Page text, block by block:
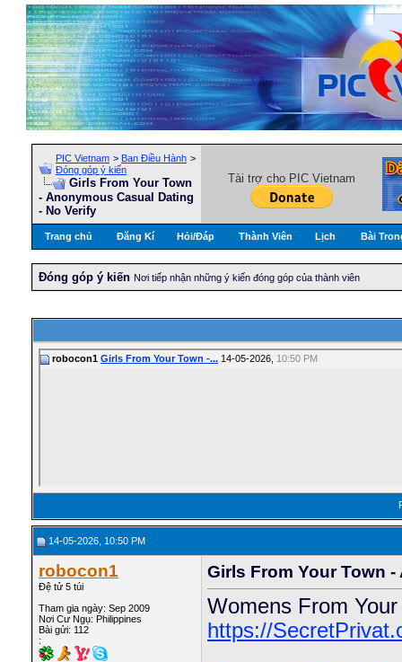
PIC Vietnam > Ban Điều Hành >
Đóng góp ý kiến
Girls From Your Town
- Anonymous Casual Dating
- No Verify
Tài trợ cho PIC Vietnam
Trang chủ Đăng Kí Hỏi/Ðáp Thành Viên Lịch Bài
Đóng góp ý kiến Nơi tiếp nhận những ý kiến đóng góp của thành viên
robocon1 Girls From Your Town -... 14-05-2026, 10:50 PM
14-05-2026, 10:50 PM
robocon1
Đệ tử 5 túi
Tham gia ngày: Sep 2009
Nơi Cư Ngụ: Philippines
Bài gửi: 112
:
Girls From Your Town
Womens From
https://